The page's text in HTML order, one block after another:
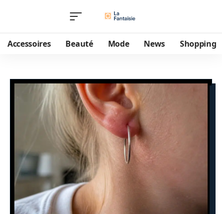
Accessoires Beauté Mode News Shopping